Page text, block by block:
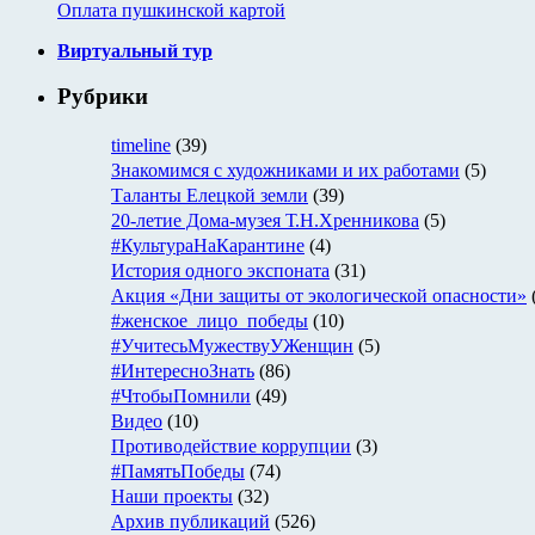
Оплата пушкинской картой
Виртуальный тур
Рубрики
timeline (39)
Знакомимся с художниками и их работами (5)
Таланты Елецкой земли (39)
20-летие Дома-музея Т.Н.Хренникова (5)
#КультураНаКарантине (4)
История одного экспоната (31)
Акция «Дни защиты от экологической опасности»
#женское_лицо_победы (10)
#УчитесьМужествуУЖенщин (5)
#ИнтересноЗнать (86)
#ЧтобыПомнили (49)
Видео (10)
Противодействие коррупции (3)
#ПамятьПобеды (74)
Наши проекты (32)
Архив публикаций (526)